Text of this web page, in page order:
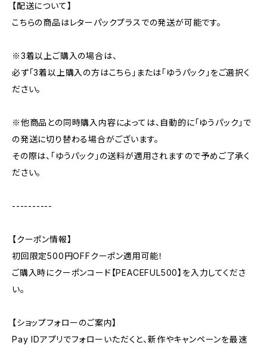
【配送について】
こちらの商品はレターパックプラスでの発送が可能です。
※3着以上ご購入の場合は、
必ず「3着以上購入の方はこちら」または「ゆうパック」をご選択く
ださい。
※他商品との同時購入内容によっては、自動的に「ゆうパック」で
の発送に切り替わる場合がございます。
その際は、「ゆうパック」の送料が適用されますので予めご了承く
ださい。
----------
【クーポン情報】
初回限定500円OFFクーポン適用可能！
ご購入時にクーポンコード【PEACEFUL500】を入力してくださ
い。
【ショップフォローのご案内】
Pay IDアプリでフォローいただくと、新作やキャンペーンを最速